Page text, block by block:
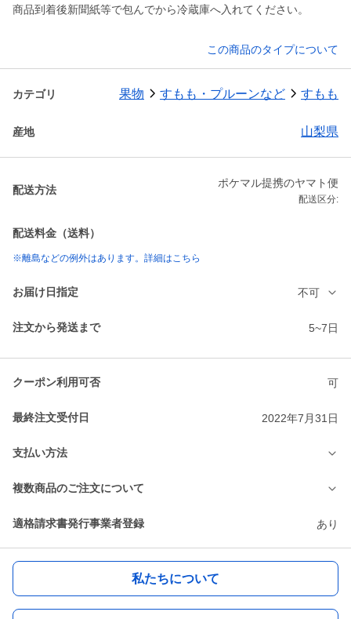
商品到着後新聞紙等で包んでから冷蔵庫へ入れてください。
この商品のタイプについて
カテゴリ 果物 すもも・プルーンなど すもも
産地 山梨県
配送方法
ポケマル提携のヤマト便
配送区分:
配送料金（送料）
※離島などの例外はあります。詳細はこちら
お届け日指定 不可
注文から発送まで 5~7日
クーポン利用可否 可
最終注文受付日 2022年7月31日
支払い方法
複数商品のご注文について
適格請求書発行事業者登録 あり
私たちについて